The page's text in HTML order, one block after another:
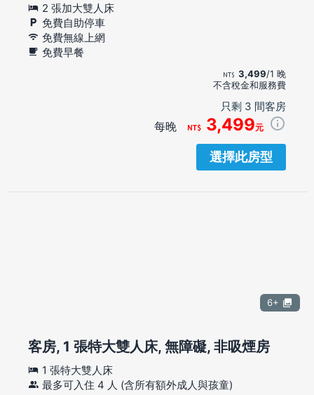
2 張加大雙人床
免費自助停車
免費無線上網
免費早餐
3,499/1 晚
不含稅金和服務費
只剩 3 間客房
每晚 3,499元
選擇此房型
6+
客房, 1 張特大雙人床, 無障礙, 非吸煙房
1 張特大雙人床
最多可入住 4 人 (含所有額外成人與孩童)